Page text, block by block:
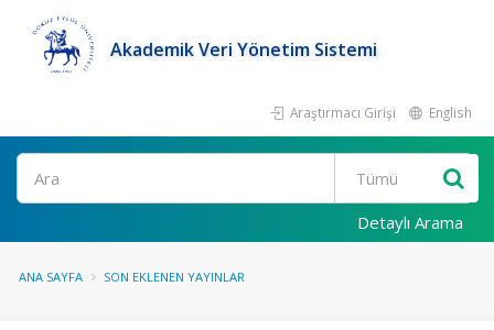
Akademik Veri Yönetim Sistemi
Araştırmacı Girişi English
Ara
Detaylı Arama
ANA SAYFA SON EKLENEN YAYINLAR